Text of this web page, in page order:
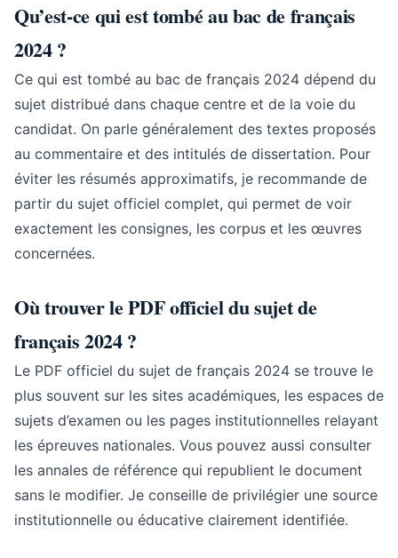
Qu’est-ce qui est tombé au bac de français
2024 ?
Ce qui est tombé au bac de français 2024 dépend du
sujet distribué dans chaque centre et de la voie du
candidat. On parle généralement des textes proposés
au commentaire et des intitulés de dissertation. Pour
éviter les résumés approximatifs, je recommande de
partir du sujet officiel complet, qui permet de voir
exactement les consignes, les corpus et les œuvres
concernées.
Où trouver le PDF officiel du sujet de
français 2024 ?
Le PDF officiel du sujet de français 2024 se trouve le
plus souvent sur les sites académiques, les espaces de
sujets d’examen ou les pages institutionnelles relayant
les épreuves nationales. Vous pouvez aussi consulter
les annales de référence qui republient le document
sans le modifier. Je conseille de privilégier une source
institutionnelle ou éducative clairement identifiée.